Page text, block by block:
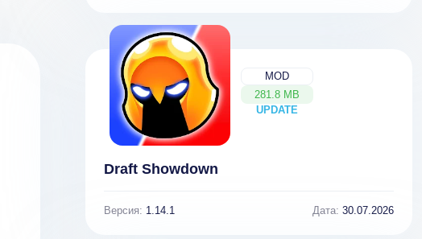
MOD
281.8 MB
UPDATE
NEW
Draft Showdown
Версия: 1.14.1 Дата: 30.07.2026